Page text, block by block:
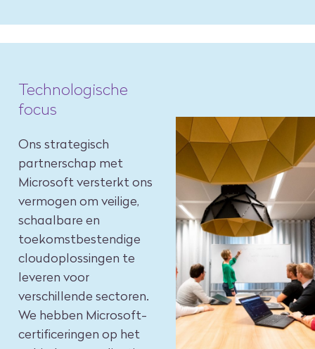
Technologische
focus
Ons strategisch
partnerschap met
Microsoft versterkt ons
vermogen om veilige,
schaalbare en
toekomstbestendige
cloudoplossingen te
leveren voor
verschillende sectoren.
We hebben Microsoft-
certificeringen op het